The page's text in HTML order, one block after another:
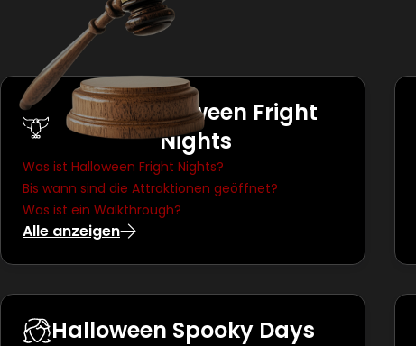
Über Halloween Fright
Nights
Was ist Halloween Fright Nights?
Bis wann sind die Attraktionen geöffnet?
Was ist ein Walkthrough?
Alle anzeigen
Halloween Spooky Days